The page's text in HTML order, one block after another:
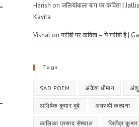
Harish onजलियांवाला बाग पर कविता |
Kavita
Vishal onगरीबी पर कविता – ये गरीबी है |
Tags
SAD POEM अंकेश धीमान अंशु
अभिषेक कुमार दूबे अवस्थी कल्पना
कालिका प्रसाद सेमवाल जितेंद्र कुमार